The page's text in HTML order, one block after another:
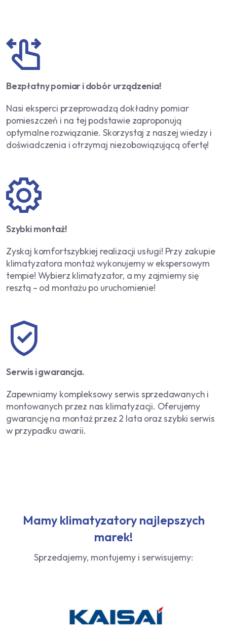
Bezpłatny pomiar i dobór urządzenia!
Nasi eksperci przeprowadzą dokładny pomiar
pomieszczeń i na tej podstawie zaproponują
optymalne rozwiązanie. Skorzystaj z naszej wiedzy i
doświadczenia i otrzymaj niezobowiązującą ofertę!
Szybki montaż!
Zyskaj komfortszybkiej realizacji usługi! Przy zakupie
klimatyzatora montaż wykonujemy w ekspersowym
tempie! Wybierz klimatyzator, a my zajmiemy się
resztą – od montażu po uruchomienie!
Serwis i gwarancja.
Zapewniamy kompleksowy serwis sprzedawanych i
montowanych przez nas klimatyzacji. Oferujemy
gwarancję na montaż przez 2 lata oraz szybki serwis
w przypadku awarii.
Mamy klimatyzatory najlepszych
marek!
Sprzedajemy, montujemy i serwisujemy: